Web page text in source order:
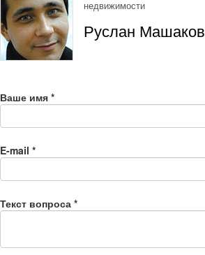
недвижимости
Руслан Машаков
Ваше имя *
E-mail *
Текст вопроса *